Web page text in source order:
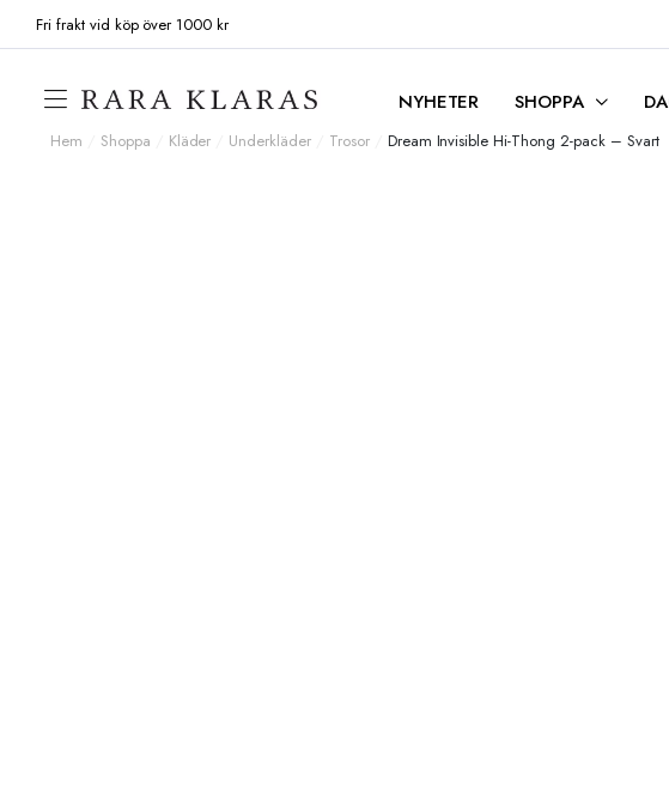
Fri frakt vid köp över 1000 kr
NYHETER SHOPPA
Hem Shoppa Kläder Underkläder Trosor/ Dream Invisible Hi-Thong 2-pack – Svart